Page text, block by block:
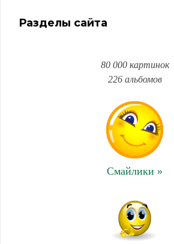
Разделы сайта
80 000 картинок
226 альбомов
Смайлики »